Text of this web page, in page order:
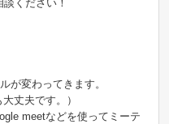
ください！
が変わってきます。
丈夫です。）
meetなどを使ってミーテ